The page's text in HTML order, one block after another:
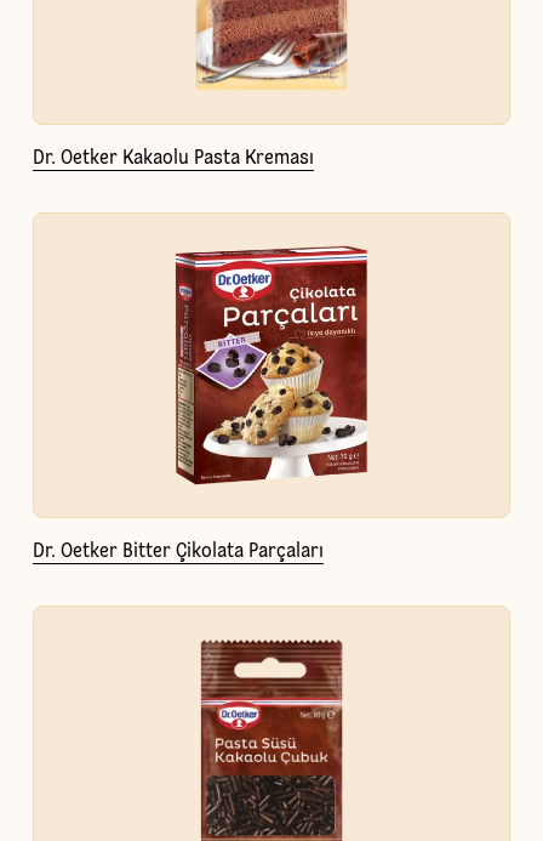
Dr. Oetker Kakaolu Pasta Kreması
Dr. Oetker Bitter Çikolata Parçaları